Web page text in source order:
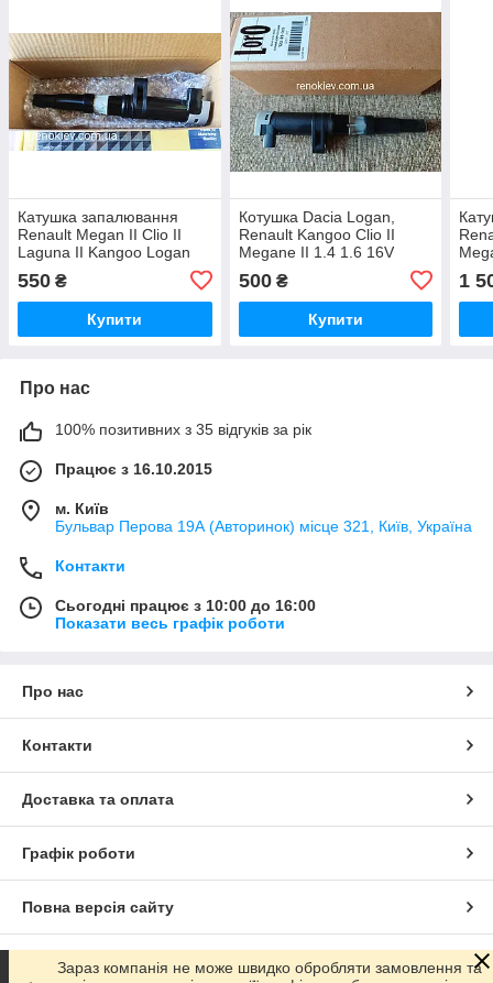
Катушка запалювання
Renault Megan II Clio II
Laguna II Kangoo Logan
550 ₴
Купити
Котушка Dacia Logan,
Renault Kangoo Clio II
Megane II 1.4 1.6 16V
500₴
Купити
1
Про нас
100% позитивних з 35 відгуків за рік
Працює з 16.10.2015
м. Київ
Бульвар Перова 19А (Авторинок) місце 321, Київ, Україна
Контакти
Сьогодні працює з 10:00 до 16:00
Показати весь графік роботи
Про нас
Контакти
Доставка та оплата
Графік роботи
Повна версія сайту
Сайт створено на маркетплейсі Prom.ua
Зараз компанія не може швидко обробляти замовлення та